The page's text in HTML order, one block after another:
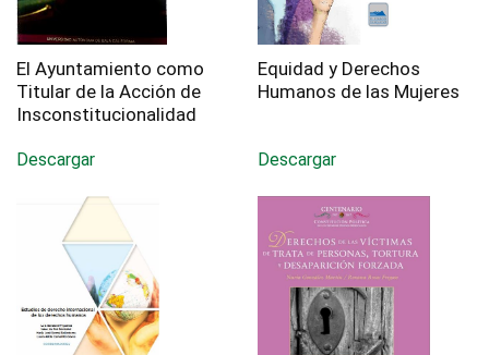
El Ayuntamiento como
Titular de la Acción de
Insconstitucionalidad
Descargar
Equidad y Derechos
Humanos de las Mujeres
Descargar